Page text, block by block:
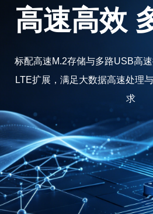
高速高效
标配高速M.2存储与多路USB高
LTE扩展，满足大数据高速处理
求